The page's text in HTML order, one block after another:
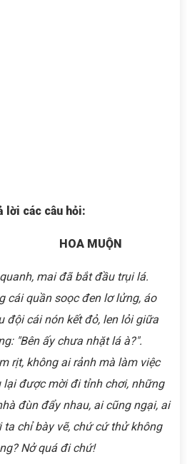
lời các câu hỏi:
HOA MUỘN
mai đã bắt đầu trụi lá.
cái quần soọc đen lơ lửng, áo
đội cái nón kết đỏ, len lỏi giữa
"Bên ấy chưa nhặt lá à?".
rịt, không ai rảnh mà làm việc
lại được mời đi tỉnh chơi, những
đùn đẩy nhau, ai cũng ngại, ai
chỉ bày vẽ, chứ cứ thử không
Nở quá đi chứ!